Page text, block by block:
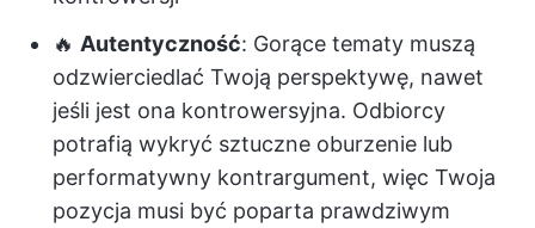
🔥 Autentyczność: Gorące tematy muszą
odzwierciedlać Twoją perspektywę, nawet
jeśli jest ona kontrowersyjna. Odbiorcy
potrafią wykryć sztuczne oburzenie lub
performatywny kontrargument, więc Twoja
pozycja musi być poparta prawdziwym